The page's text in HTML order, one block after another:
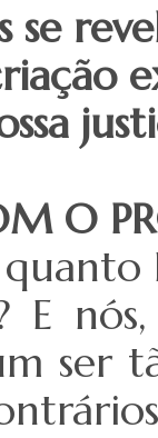
se
O
E
ser